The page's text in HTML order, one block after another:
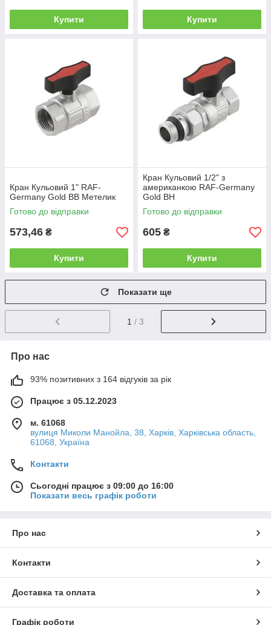
Купити Купити
Кран Кульовий 1" RAF-
Germany Gold ВВ Метелик
Готово до відправки
573,46 ₴
Купити
Кран Кульовий 1/2" з
американкою RAF-Germany
Gold ВН
Готово до відправки
605 ₴
Купити
Показати ще
1 / 3
Про нас
93% позитивних з 164 відгуків за рік
Працює з 05.12.2023
м. 61068
вулиця Миколи Манойла, 38, Харків, Харківська область,
61068, Україна
Контакти
Сьогодні працює з 09:00 до 16:00
Показати весь графік роботи
Про нас
Контакти
Доставка та оплата
Графік роботи